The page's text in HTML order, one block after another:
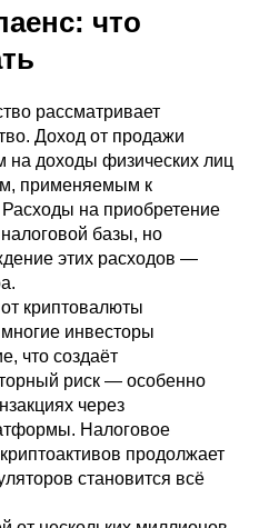
что
рассматривает
Доход от продажи
на доходы физических лиц
применяемым к
на приобретение
базы, но
этих расходов —
криптовалюты
инвесторы
что создаёт
риск — особенно
через
Налоговое
продолжает
становится всё